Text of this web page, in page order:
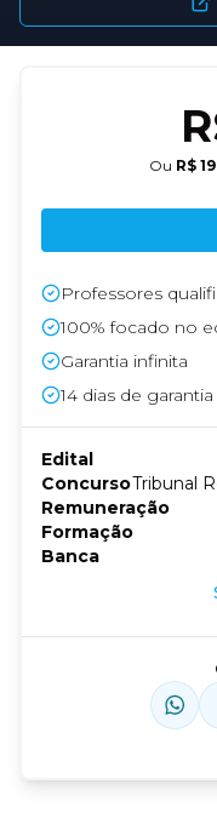
Ou R$
Professores
100% focado no
Garantia infinita
14 dias de garantia
Edital
ConcursoTribunal
Remuneração
Formação
Banca